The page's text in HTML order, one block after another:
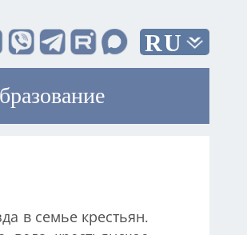
RU
в семье крестьян.